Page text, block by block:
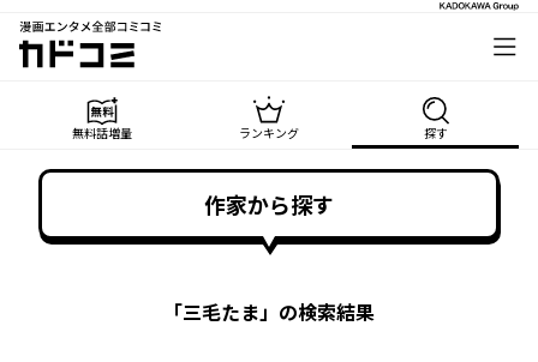
漫画エンタメ全部コミコミ
カドコミ
無料話増量 ランキング 探す
作家から探す
「三毛たま」の検索結果